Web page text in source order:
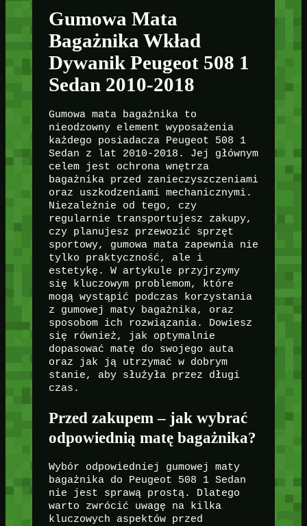
Gumowa Mata
Bagażnika Wkład
Dywanik Peugeot 508 1
Sedan 2010-2018
Gumowa mata bagażnika to
nieodzowny element wyposażenia
każdego posiadacza Peugeot 508 1
Sedan z lat 2010-2018. Jej głównym
celem jest ochrona wnętrza
bagażnika przed zanieczyszczeniami
oraz uszkodzeniami mechanicznymi.
Niezależnie od tego, czy
regularnie transportujesz zakupy,
czy planujesz przewozić sprzęt
sportowy, gumowa mata zapewnia nie
tylko praktyczność, ale i
estetykę. W artykule przyjrzymy
się kluczowym problemom, które
mogą wystąpić podczas korzystania
z gumowej maty bagażnika, oraz
sposobom ich rozwiązania. Dowiesz
się również, jak optymalnie
dopasować matę do swojego auta
oraz jak ją utrzymać w dobrym
stanie, aby służyła przez długi
czas.
Przed zakupem – jak wybrać
odpowiednią matę bagażnika?
Wybór odpowiedniej gumowej maty
bagażnika do Peugeot 508 1 Sedan
nie jest sprawą prostą. Dlatego
warto zwrócić uwagę na kilka
kluczowych aspektów przed